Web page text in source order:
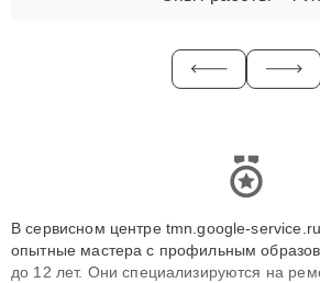
В сервисном центре tmn.google-
опытные мастера с профильным
до 12 лет. Они специализируются на